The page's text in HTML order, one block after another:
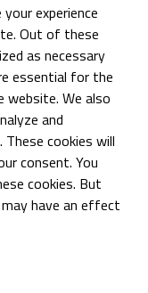
experience
Out of these
as necessary
essential for the
We also
and
cookies will
consent. You
cookies. But
have an effect